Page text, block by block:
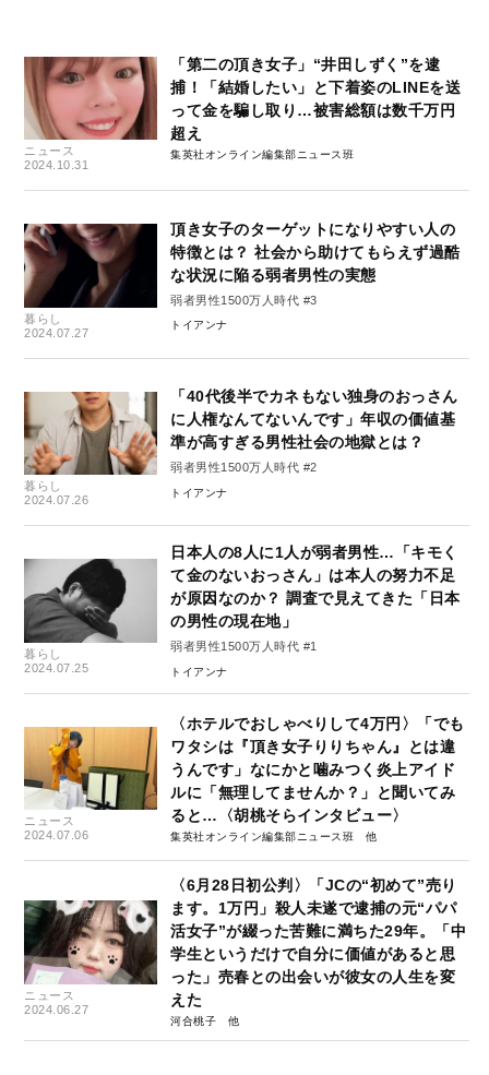
ニュース
2024.10.31
「第二の頂き女子」“井田しずく”を逮
捕！「結婚したい」と下着姿のLINEを送
って金を騙し取り…被害総額は数千万円
超え
集英社オンライン編集部ニュース班
暮らし
2024.07.27
頂き女子のターゲットになりやすい人の
特徴とは？ 社会から助けてもらえず過酷
な状況に陥る弱者男性の実態
弱者男性1500万人時代 #3
トイアンナ
暮らし
2024.07.26
「40代後半でカネもない独身のおっさん
に人権なんてないんです」年収の価値基
準が高すぎる男性社会の地獄とは？
弱者男性1500万人時代 #2
トイアンナ
暮らし
2024.07.25
日本人の8人に1人が弱者男性…「キモく
て金のないおっさん」は本人の努力不足
が原因なのか？ 調査で見えてきた「日本
の男性の現在地」
弱者男性1500万人時代 #1
トイアンナ
ニュース
2024.07.06
〈ホテルでおしゃべりして4万円〉「でも
ワタシは『頂き女子りりちゃん』とは違
うんです」なにかと噛みつく炎上アイド
ルに「無理してませんか？」と聞いてみ
ると…〈胡桃そらインタビュー〉
集英社オンライン編集部ニュース班
ニュース
2024.06.27
〈6月28日初公判〉「JCの“初めて”売り
ます。1万円」殺人未遂で逮捕の元“パパ
活女子”が綴った苦難に満ちた29年。「中
学生というだけで自分に価値があると思
った」売春との出会いが彼女の人生を変
えた
河合桃子